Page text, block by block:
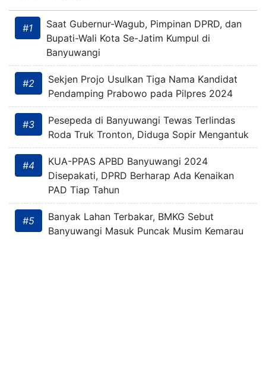
#1
Saat Gubernur-Wagub, Pimpinan DPRD, dan
Bupati-Wali Kota Se-Jatim Kumpul di
Banyuwangi
#2
Sekjen Projo Usulkan Tiga Nama Kandidat
Pendamping Prabowo pada Pilpres 2024
#3
Pesepeda di Banyuwangi Tewas Terlindas
Roda Truk Tronton, Diduga Sopir Mengantuk
#4
KUA-PPAS APBD Banyuwangi 2024
Disepakati, DPRD Berharap Ada Kenaikan
PAD Tiap Tahun
#5
Banyak Lahan Terbakar, BMKG Sebut
Banyuwangi Masuk Puncak Musim Kemarau